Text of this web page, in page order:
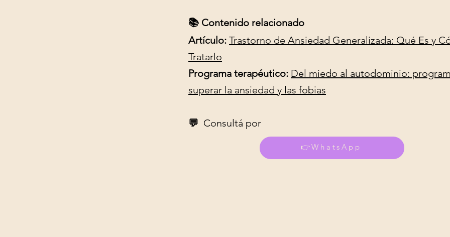
📚 Contenido relacionado
Artículo: Trastorno de Ansiedad Generalizada: Qué Es y
Tratarlo
Programa terapéutico: Del miedo al autodominio:
superar la ansiedad y las fobias
💬 Consultá por
👉WhatsApp